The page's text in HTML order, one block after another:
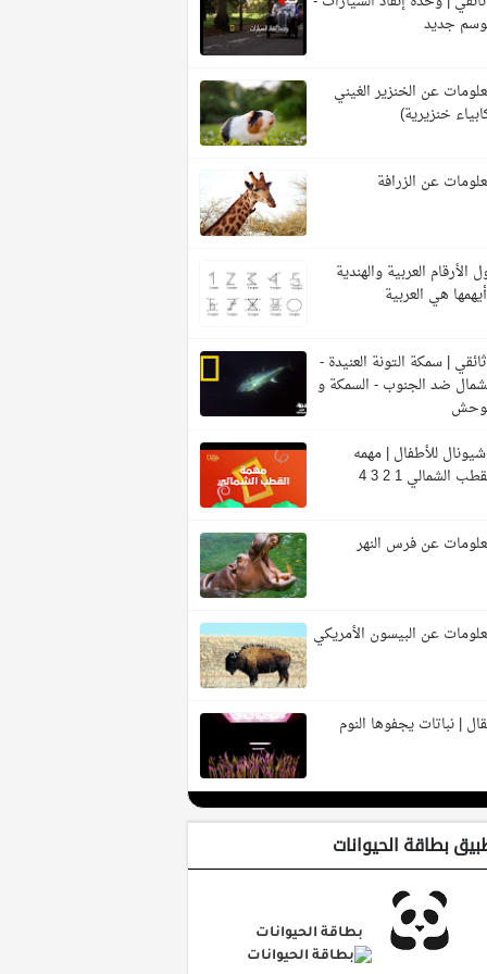
جديد
عن الخنزير الغيني
خنزيرية)
عن الزرافة
الأرقام العربية والهندية
هي العربية
| سمكة التونة العنيدة -
ضد الجنوب - السمكة و
للأطفال | مهمه
الشمالي 1 2 3 4
عن فرس النهر
عن البيسون الأمريكي
| نباتات يجفوها النوم
بطاقة الحيوانات
بطاقة الحيوانات